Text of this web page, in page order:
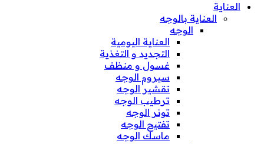
العناية
العناية بالوجه
الوجه
العناية اليومية
التجديد و التغذية
غسول و منظف
سيروم الوجه
تقشير الوجه
ترطيب الوجه
تونر الوجه
تفتيح الوجه
ماسك الوجه